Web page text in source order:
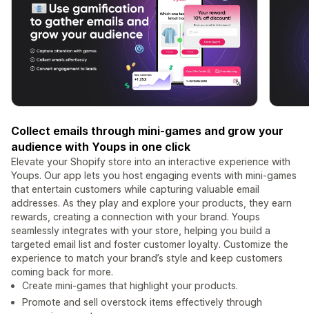
Collect emails through mini-games and grow your
audience with Youps in one click
Elevate your Shopify store into an interactive experience with
Youps. Our app lets you host engaging events with mini-games
that entertain customers while capturing valuable email
addresses. As they play and explore your products, they earn
rewards, creating a connection with your brand. Youps
seamlessly integrates with your store, helping you build a
targeted email list and foster customer loyalty. Customize the
experience to match your brand’s style and keep customers
coming back for more.
Create mini-games that highlight your products.
Promote and sell overstock items effectively through